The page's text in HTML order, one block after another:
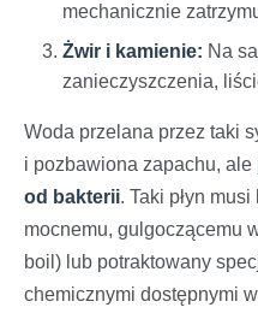
mechanicznie
Żwir i kamienie: Na
zanieczyszczenia,
Woda przelana przez taki
i pozbawiona zapachu, ale
od bakterii. Taki płyn
mocnemu, gulgoczącemu
boil) lub potraktowany
chemicznymi dostępnymi